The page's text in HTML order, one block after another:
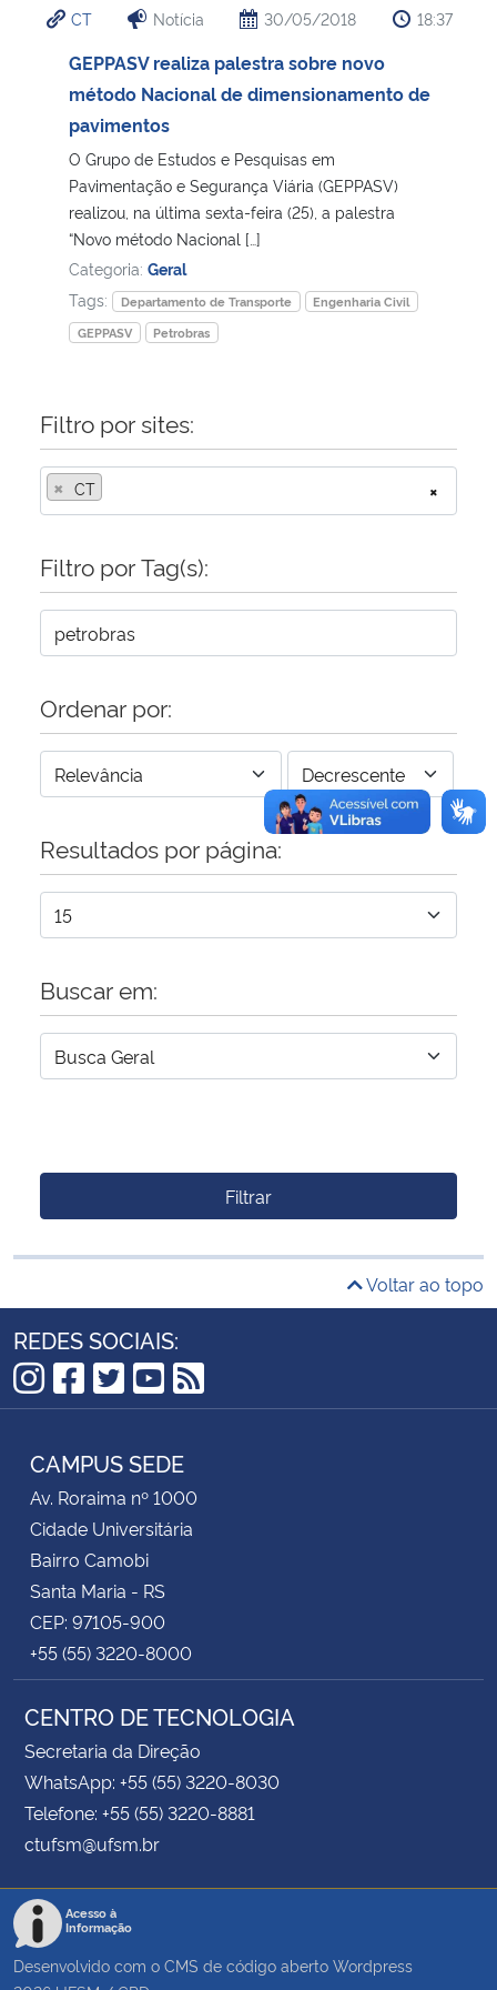
Ministério da Cidadania
Ministério de Minas e Energia
Ministério da Ciência, Tecnologia, Inovações e Comunicações
Ministério do Turismo
Controladoria-Geral da União
Ministério da Mulher, da Família e dos Direitos Humanos
Secretaria de Governo
Advocacia-Geral da União
Banco Central do Brasil
Planalto
CT Notícia 30/05/2018 18:37
GEPPASV realiza palestra sobre novo
método Nacional de dimensionamento de
pavimentos
O Grupo de Estudos e Pesquisas em
Pavimentação e Segurança Viária (GEPPASV)
realizou, na última sexta-feira (25), a palestra
“Novo método Nacional […]
Categoria: Geral
Tags:
Departamento de Transporte
Engenharia Civil
GEPPASV
Petrobras
Filtro por sites:
×
× CT
Filtro por Tag(s):
Ordenar por:
Resultados por página:
Buscar em:
Filtrar
Voltar ao topo
REDES SOCIAIS:
Instagram
Facebook
Twitter
YouTube
RSS
CAMPUS SEDE
Av. Roraima nº 1000
Cidade Universitária
Bairro Camobi
Santa Maria - RS
CEP: 97105-900
+55 (55) 3220-8000
CENTRO DE TECNOLOGIA
Secretaria da Direção
WhatsApp: +55 (55) 3220-8030
Telefone: +55 (55) 3220-8881
ctufsm@ufsm.br
Acesso à
Informação
Desenvolvido com o CMS de código aberto Wordpress